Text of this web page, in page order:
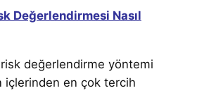
Değerlendirmesi Nasıl
risk değerlendirme yöntemi
içlerinden en çok tercih